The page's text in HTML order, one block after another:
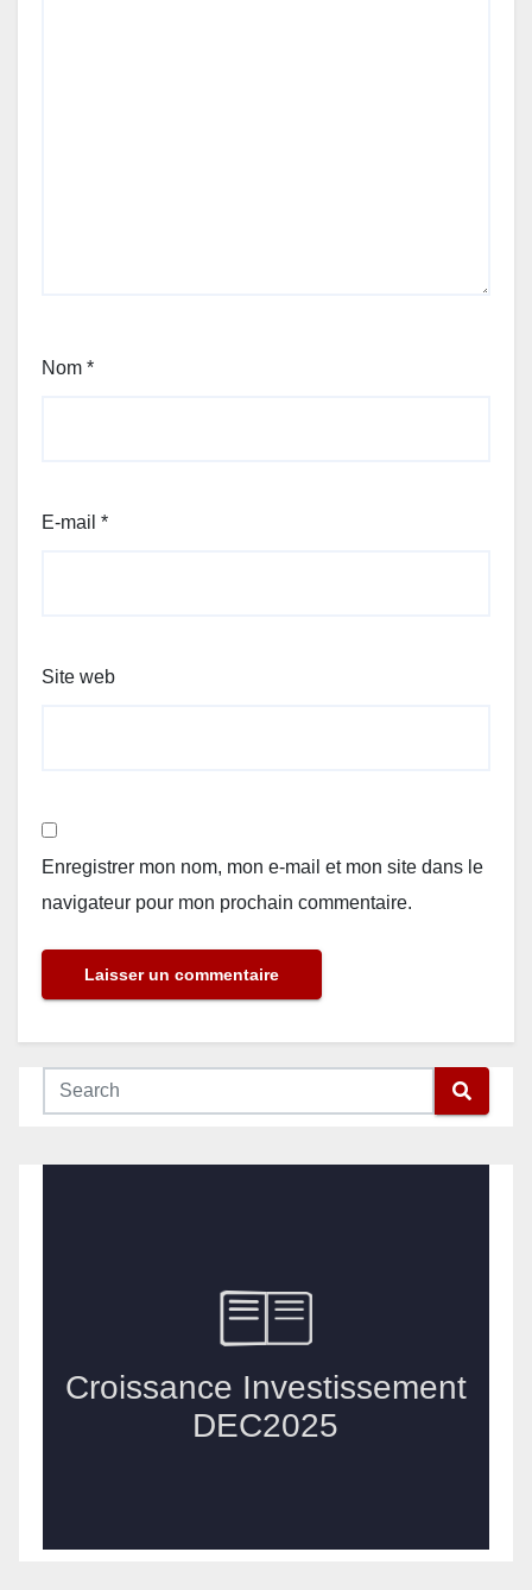
Nom *
E-mail *
Site web
Enregistrer mon nom, mon e-mail et mon site dans le
navigateur pour mon prochain commentaire.